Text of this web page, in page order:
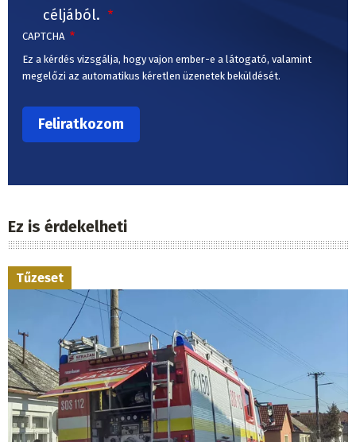
céljából.
CAPTCHA
Ez a kérdés vizsgálja, hogy vajon ember-e a látogató, valamint
megelőzi az automatikus kéretlen üzenetek beküldését.
Ez is érdekelheti
Tűzeset